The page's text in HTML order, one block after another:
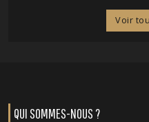
Voir
QUI SOMMES-NOUS ?